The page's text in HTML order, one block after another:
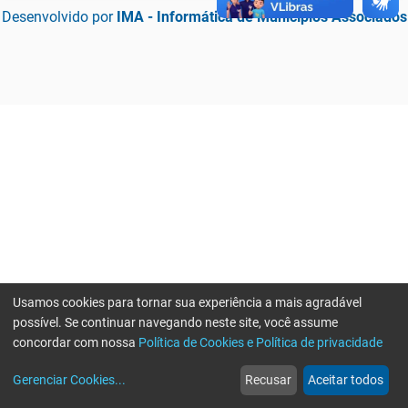
Desenvolvido por IMA - Informática de Municípios Associados
web
Notícias
more_horiz
Mais
Usamos cookies para tornar sua experiência a mais agradável
possível. Se continuar navegando neste site, você assume
concordar com nossa Política de Cookies e Política de privacidade
Gerenciar Cookies... Recusar Aceitar todos
Erro ao enviar informações, por favor tente novamente